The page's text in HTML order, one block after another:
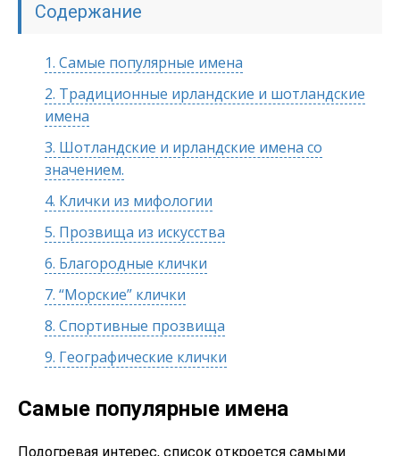
Содержание
1. Самые популярные имена
2. Традиционные ирландские и шотландские
имена
3. Шотландские и ирландские имена со
значением.
4. Клички из мифологии
5. Прозвища из искусства
6. Благородные клички
7. “Морские” клички
8. Спортивные прозвища
9. Географические клички
Самые популярные имена
Подогревая интерес, список откроется самыми